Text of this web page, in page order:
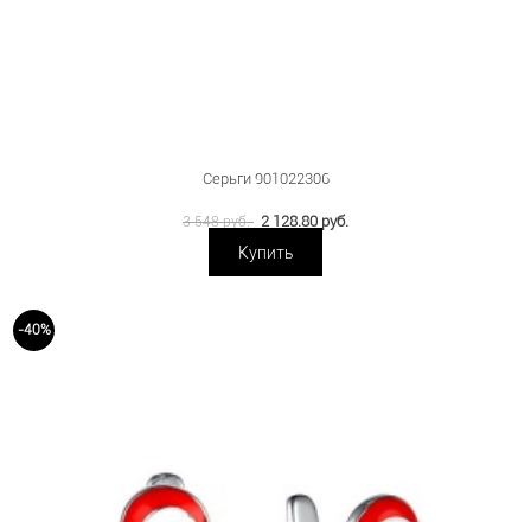
Серьги 901022306
3 548 руб. 2 128.80 руб.
Купить
-40%